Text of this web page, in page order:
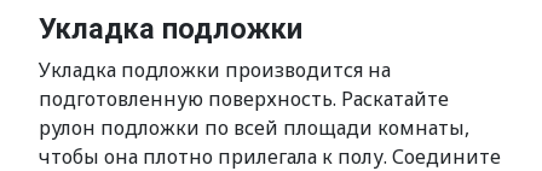
Укладка подложки
Укладка подложки производится на
подготовленную поверхность. Раскатайте
рулон подложки по всей площади комнаты,
чтобы она плотно прилегала к полу. Соедините